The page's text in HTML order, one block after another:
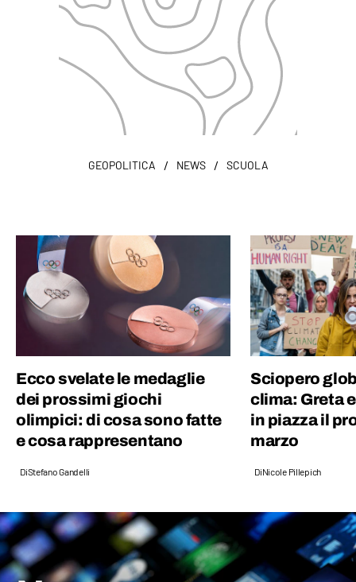
GEOPOLITICA / NEWS / SCUOLA
Ecco svelate le medaglie
dei prossimi giochi
olimpici: di cosa sono fatte
e cosa rappresentano
DiStefano Gandelli
Sciopero
clima: Greta
in piazza il
marzo
DiNicole Pillepich